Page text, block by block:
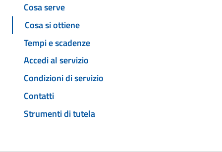
Cosa serve
Cosa si ottiene
Tempi e scadenze
Accedi al servizio
Condizioni di servizio
Contatti
Strumenti di tutela